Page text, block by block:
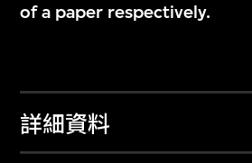
of a paper respectively.
詳細資料